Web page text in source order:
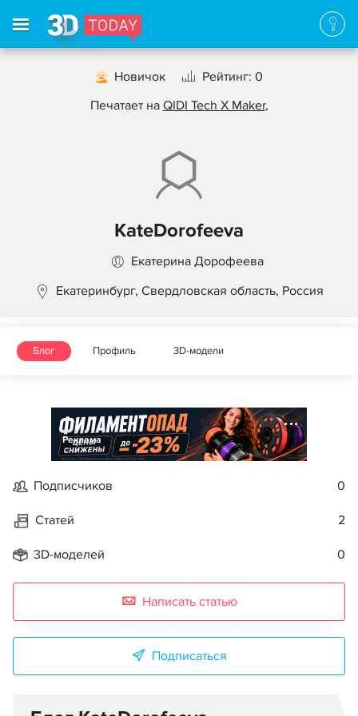
Новичок
Рейтинг: 0
Печатает на QIDI Tech X Maker,
KateDorofeeva
Екатерина Дорофеева
Екатеринбург, Свердловская область, Россия
Блог Профиль 3D-модели
Реклама
Подписчиков 0
Статей 2
3D-моделей 0
Написать статью
Подписаться